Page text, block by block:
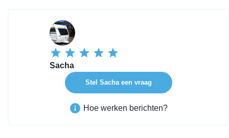
Sacha
Stel Sacha een vraag
Hoe werken berichten?